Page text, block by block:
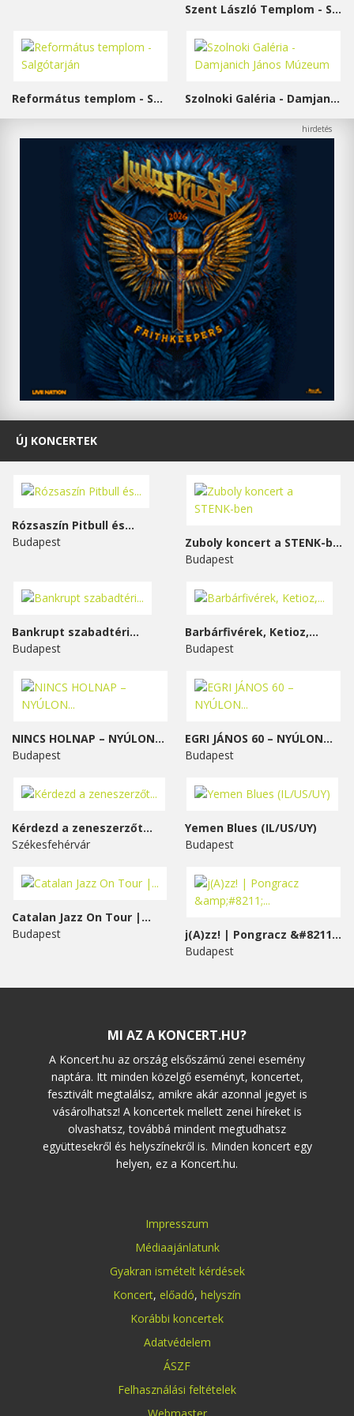
Szent László Templom - Sárvár
Református templom - Salgótarján Szolnoki Galéria - Damjanich János Múzeum
ÚJ KONCERTEK
Rózsaszín Pitbull és...
Budapest
Zuboly koncert a STENK-ben
Budapest
Bankrupt szabadtéri...
Budapest
Barbárfivérek, Ketioz,...
Budapest
NINCS HOLNAP – NYÚLON...
Budapest
EGRI JÁNOS 60 – NYÚLON...
Budapest
Kérdezd a zeneszerzőt...
Székesfehérvár
Yemen Blues (IL/US/UY)
Budapest
Catalan Jazz On Tour |...
Budapest
j(A)zz! | Pongracz &#8211;...
Budapest
MI AZ A KONCERT.HU?
A Koncert.hu az ország elsőszámú zenei esemény
naptára. Itt minden közelgő eseményt, koncertet,
fesztivált megtalálsz, amikre akár azonnal jegyet is
vásárolhatsz! A koncertek mellett zenei híreket is
olvashatsz, továbbá mindent megtudhatsz
együttesekről és helyszínekről is. Minden koncert egy
helyen, ez a Koncert.hu.
Impresszum
Médiaajánlatunk
Gyakran ismételt kérdések
Koncert, előadó, helyszín
Korábbi koncertek
Adatvédelem
ÁSZF
Felhasználási feltételek